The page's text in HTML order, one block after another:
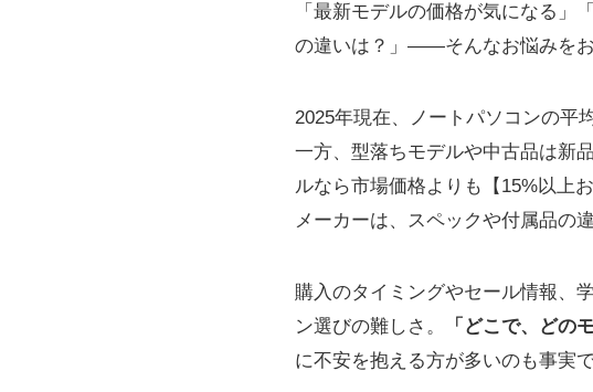
「最新モデルの価格が気になる」
の違いは？」――そんなお悩みを
2025年現在、ノートパソコンの平
一方、型落ちモデルや中古品は新
ルなら市場価格よりも【15%以上
メーカーは、スペックや付属品の
購入のタイミングやセール情報、
ン選びの難しさ。
「どこで、どの
に不安を抱える方が多いのも事実で